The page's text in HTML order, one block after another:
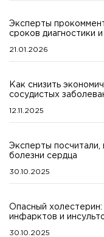
Эксперты
сроков диагностики
21.01.2026
Как снизить
сосудистых
12.11.2025
Эксперты
болезни сердца
30.10.2025
Опасный холестерин:
инфарктов и
30.10.2025